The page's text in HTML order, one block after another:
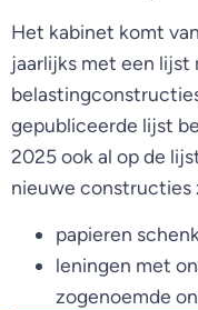
Het kabinet komt
jaarlijks met een
gepubliceerde lijst
2025 ook al op de
nieuwe constructies
papieren
leningen met
zogenoemde